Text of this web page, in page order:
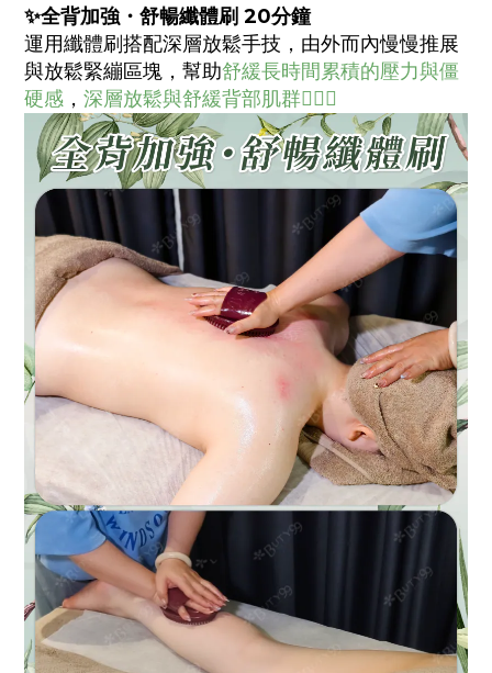
✨全背加強・舒暢纖體刷 20分鐘
運用纖體刷搭配深層放鬆手技，由外而內慢慢推展
與放鬆緊繃區塊，幫助舒緩長時間累積的壓力與僵
硬感 ， 深層放鬆與舒緩背部肌群💆🏻‍♀️